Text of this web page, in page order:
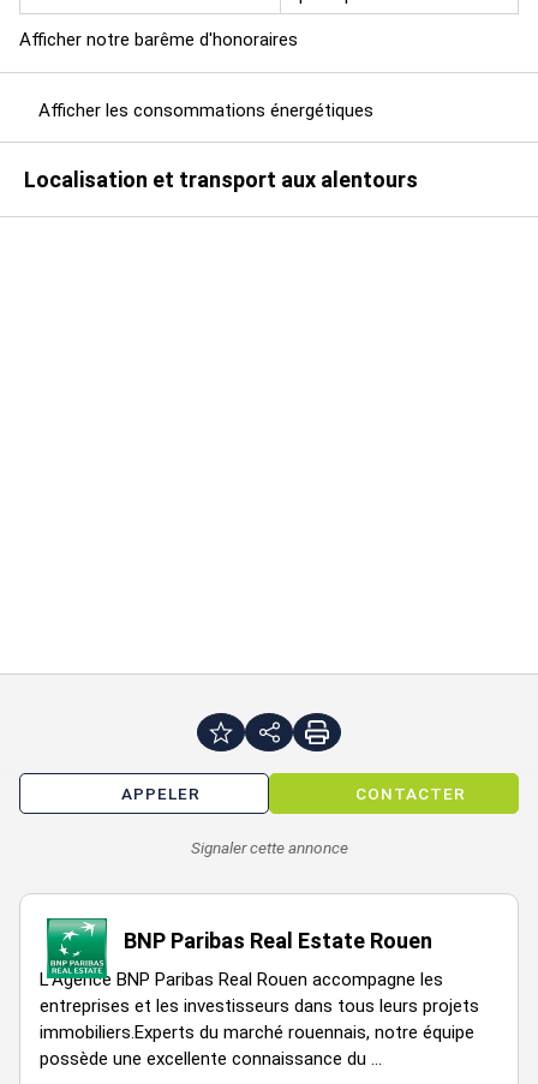
Afficher notre barême d'honoraires
Afficher les consommations énergétiques
Localisation et transport aux alentours
APPELER CONTACTER
Signaler cette annonce
BNP Paribas Real Estate Rouen
L''Agence BNP Paribas Real Rouen accompagne les
entreprises et les investisseurs dans tous leurs projets
immobiliers.Experts du marché rouennais, notre équipe
possède une excellente connaissance du ...